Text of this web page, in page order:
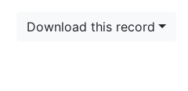
Download this record